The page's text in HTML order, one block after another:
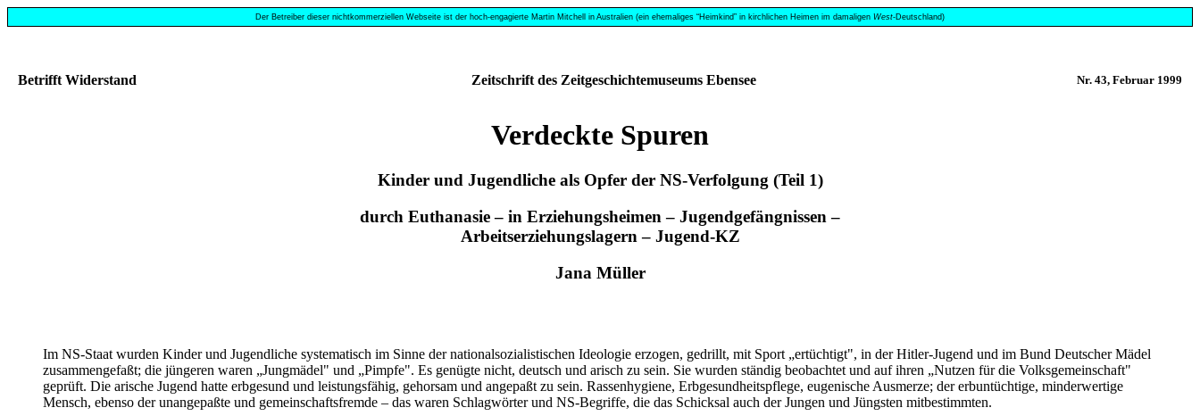
Der Betreiber dieser nichtkommerziellen Webseite ist der hoch-engagierte Martin Mitchell in Australien (ein ehemaliges “Heimkind” in kirchlichen Heimen im damaligen West-Deutschland)
Betrifft Widerstand Zeitschrift des Zeitgeschichtemuseums Ebensee Nr. 43, Februar 1999
Verdeckte Spuren
Kinder und Jugendliche als Opfer der NS-Verfolgung (Teil 1)
durch Euthanasie – in Erziehungsheimen – Jugendgefängnissen –
Arbeitserziehungslagern – Jugend-KZ
Jana Müller
Im NS-Staat wurden Kinder und Jugendliche systematisch im Sinne der nationalsozialistischen Ideologie erzogen, gedrillt, mit Sport „ertüchtigt", in der Hitler-Jugend und im Bund Deutscher Mädel
zusammengefaßt; die jüngeren waren „Jungmädel" und „Pimpfe". Es genügte nicht, deutsch und arisch zu sein. Sie wurden ständig beobachtet und auf ihren „Nutzen für die Volksgemeinschaft"
geprüft. Die arische Jugend hatte erbgesund und leistungsfähig, gehorsam und angepaßt zu sein. Rassenhygiene, Erbgesundheitspflege, eugenische Ausmerze; der erbuntüchtige, minderwertige
Mensch, ebenso der unangepaßte und gemeinschaftsfremde – das waren Schlagwörter und NS-Begriffe, die das Schicksal auch der Jungen und Jüngsten mitbestimmten.